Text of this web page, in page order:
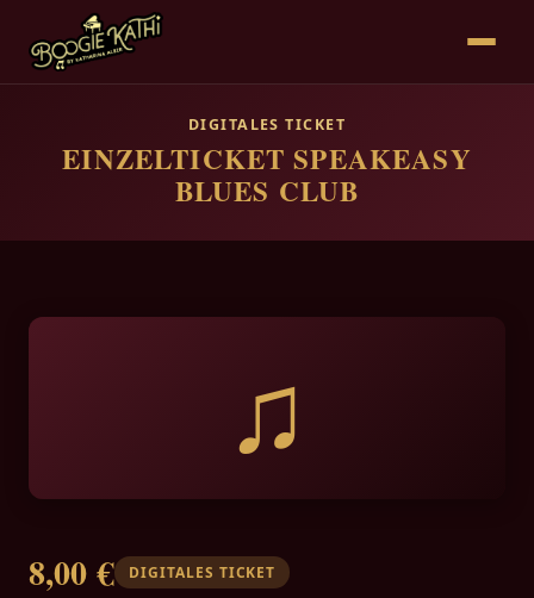
DIGITALES TICKET
EINZELTICKET SPEAKEASY
BLUES CLUB
♫
8,00 € DIGITALES TICKET